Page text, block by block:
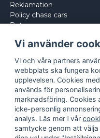
Reklamation
Policy chase cars
Returnera
Vi använder
Vi och våra partners
webbplats ska fungera
upplevelsen. Cookies
används för
marknadsföring. Cookies
icke-personlig
analys. Läs mer i vår
samtycke genom att välja